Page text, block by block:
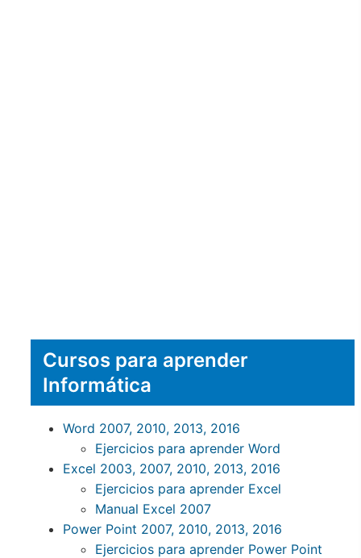
Cursos para aprender
Informática
Word 2007, 2010, 2013, 2016
Ejercicios para aprender Word
Excel 2003, 2007, 2010, 2013, 2016
Ejercicios para aprender Excel
Manual Excel 2007
Power Point 2007, 2010, 2013, 2016
Ejercicios para aprender Power Point